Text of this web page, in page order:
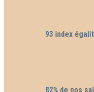
93 index
82% de nos